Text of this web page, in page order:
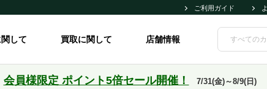
ご利用ガイド
して 買取に関して 店舗情報
会員様限定 ポイント5倍セール開催！
7/31(金)～8/9(日)